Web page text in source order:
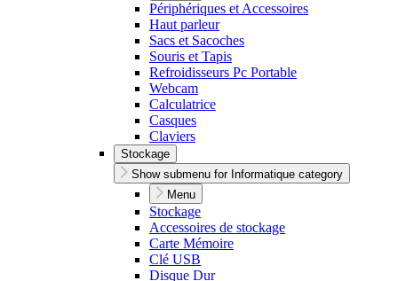
Périphériques et Accessoires
Haut parleur
Sacs et Sacoches
Souris et Tapis
Refroidisseurs Pc Portable
Webcam
Calculatrice
Casques
Claviers
Stockage
Show submenu for Informatique category
Menu
Stockage
Accessoires de stockage
Carte Mémoire
Clé USB
Disque Dur